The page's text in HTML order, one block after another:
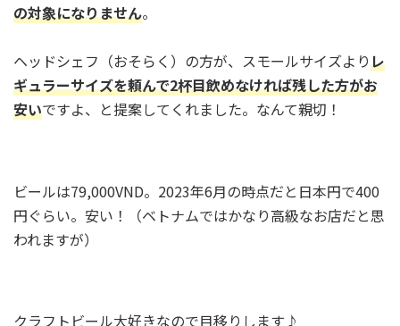
の対象になりません。
ヘッドシェフ（おそらく）の方が、スモールサイズよりレ
ギュラーサイズを頼んで2杯目飲めなければ残した方がお
安いですよ、と提案してくれました。なんて親切！
ビールは79,000VND。2023年6月の時点だと日本円で400
円ぐらい。安い！（ベトナムではかなり高級なお店だと思
われますが）
クラフトビール大好きなので目移りします♪